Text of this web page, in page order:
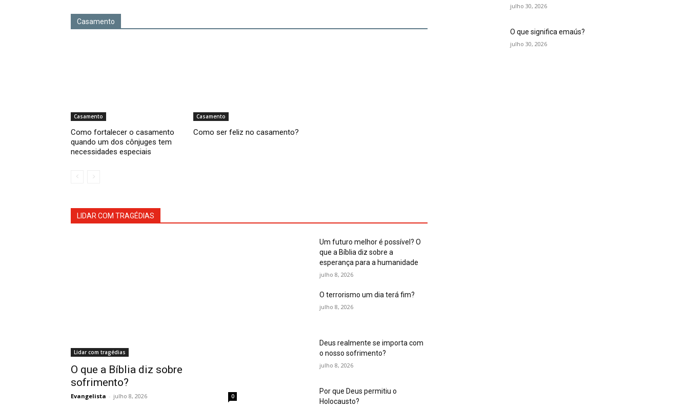
Casamento
Casamento
Como fortalecer o casamento
quando um dos cônjuges tem
necessidades especiais
Casamento
Como ser feliz no casamento?
LIDAR COM TRAGÉDIAS
Lidar com tragédias
O que a Bíblia diz sobre
sofrimento?
Evangelista - julho 8, 2026 0
Um futuro melhor é possível? O
que a Bíblia diz sobre a
esperança para a humanidade
julho 8, 2026
O terrorismo um dia terá fim?
julho 8, 2026
Deus realmente se importa com
o nosso sofrimento?
julho 8, 2026
Por que Deus permitiu o
Holocausto?
julho 30, 2026
O que significa emaús?
julho 30, 2026